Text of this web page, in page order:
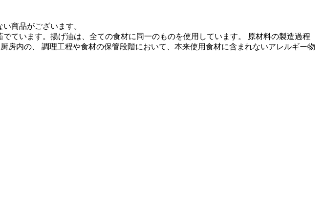
商品がございます。
ています。揚げ油は、全ての食材に同一のものを使用しています。 原材料の製造過程
内の、 調理工程や食材の保管段階において、本来使用食材に含まれないアレルギー物